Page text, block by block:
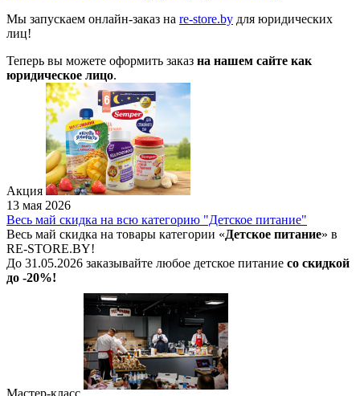
Мы запускаем онлайн-заказ на re-store.by для юридических
лиц!
Теперь вы можете оформить заказ на нашем сайте как
юридическое лицо.
Акция
13 мая 2026
Весь май скидка на всю категорию "Детское питание"
Весь май скидка на товары категории «Детское питание» в
RE-STORE.BY!
До 31.05.2026 заказывайте любое детское питание со скидкой
до -20%!
Мастер-класс